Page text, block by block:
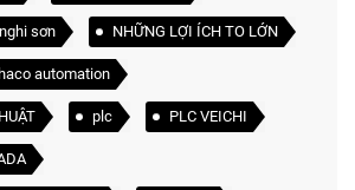
nghi sơn NHỮNG LỢI ÍCH TO LỚN
automation
plc PLC VEICHI